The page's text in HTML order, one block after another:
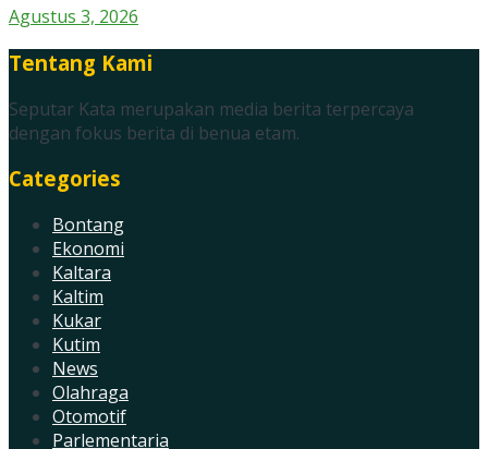
Agustus 3, 2026
Tentang Kami
Seputar Kata merupakan media berita terpercaya
dengan fokus berita di benua etam.
Categories
Bontang
Ekonomi
Kaltara
Kaltim
Kukar
Kutim
News
Olahraga
Otomotif
Parlementaria